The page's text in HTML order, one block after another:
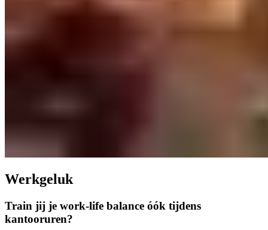
Werkgeluk
Train jij je work-life balance óók tijdens
kantooruren?